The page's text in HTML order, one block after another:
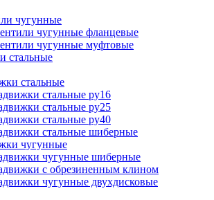
чугунные
чугунные фланцевые
чугунные муфтовые
стальные
стальные
стальные ру16
стальные ру25
стальные ру40
стальные шиберные
чугунные
чугунные шиберные
с обрезиненным клином
чугунные двухдисковые